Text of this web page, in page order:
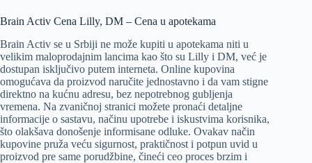
Brain Activ Cena Lilly, DM – Cena u apotekama
Brain Activ se u Srbiji ne može kupiti u apotekama niti u
velikim maloprodajnim lancima kao što su Lilly i DM, već je
dostupan isključivo putem interneta. Online kupovina
omogućava da proizvod naručite jednostavno i da vam stigne
direktno na kućnu adresu, bez nepotrebnog gubljenja
vremena. Na zvaničnoj stranici možete pronaći detaljne
informacije o sastavu, načinu upotrebe i iskustvima korisnika,
što olakšava donošenje informisane odluke. Ovakav način
kupovine pruža veću sigurnost, praktičnost i potpun uvid u
proizvod pre same porudžbine, čineći ceo proces brzim i